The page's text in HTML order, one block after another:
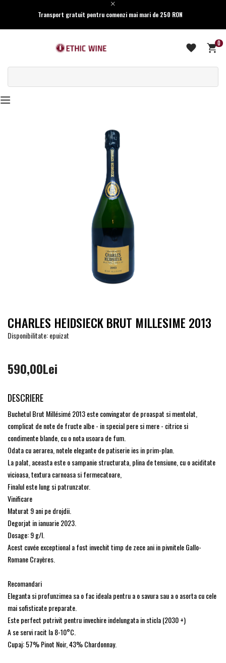
Transport gratuit pentru comenzi mai mari de 250 RON
0
CHARLES HEIDSIECK BRUT MILLESIME 2013
Disponibilitate: epuizat
590,00Lei
DESCRIERE
Buchetul Brut Millésimé 2013 este convingator de proaspat si mentolat,
complicat de note de fructe albe - in special pere si mere - citrice si
condimente blande, cu o nota usoara de fum.
Odata cu aerarea, notele elegante de patiserie ies in prim-plan.
La palat, aceasta este o sampanie structurata, plina de tensiune, cu o aciditate
vicioasa, textura carnoasa si fermecatoare,
Finalul este lung si patrunzator.
Vinificare
Maturat 9 ani pe drojdii.
Degorjat in ianuarie 2023.
Dosage: 9 g/l.
Acest cuvée exceptional a fost invechit timp de zece ani in pivnitele Gallo-
Romane Crayères.
Recomandari
Eleganta si profunzimea sa o fac ideala pentru a o savura sau a o asorta cu cele
mai sofisticate preparate.
Este perfect potrivit pentru invechire indelungata in sticla (2030 +)
A se servi racit la 8-10°C.
Cupaj: 57% Pinot Noir, 43% Chardonnay.